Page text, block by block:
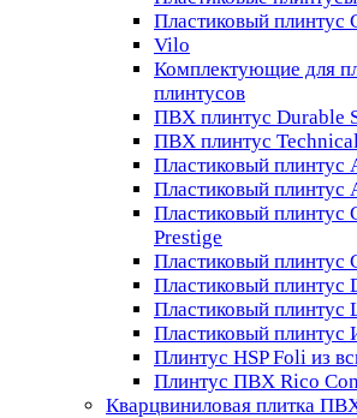
Пластиковый плинтус
Vilo
Комплектующие для
плинтусов
ПВХ плинтус Durable
ПВХ плинтус
Пластиковый плинтус
Пластиковый
Пластиковый плинтус
Prestige
Пластиковый плинтус
Пластиковый плинтус
Пластиковый плинтус
Пластиковый плинтус
Плинтус HSP Foli из
Плинтус ПВХ Rico
Кварцвиниловая плитка